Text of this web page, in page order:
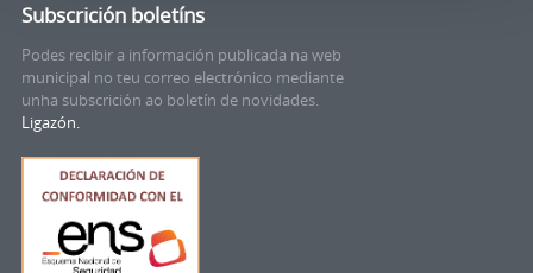
Subscrición boletíns
Podes recibir a información publicada na web
municipal no teu correo electrónico mediante
unha subscrición ao boletín de novidades.
Ligazón.